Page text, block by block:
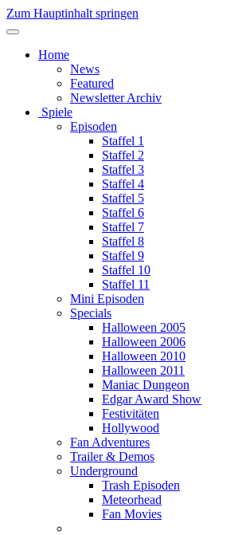
Zum Hauptinhalt springen
Home
News
Featured
Newsletter Archiv
Spiele
Episoden
Staffel 1
Staffel 2
Staffel 3
Staffel 4
Staffel 5
Staffel 6
Staffel 7
Staffel 8
Staffel 9
Staffel 10
Staffel 11
Mini Episoden
Specials
Halloween 2005
Halloween 2006
Halloween 2010
Halloween 2011
Maniac Dungeon
Edgar Award Show
Festivitäten
Hollywood
Fan Adventures
Trailer & Demos
Underground
Trash Episoden
Meteorhead
Fan Movies